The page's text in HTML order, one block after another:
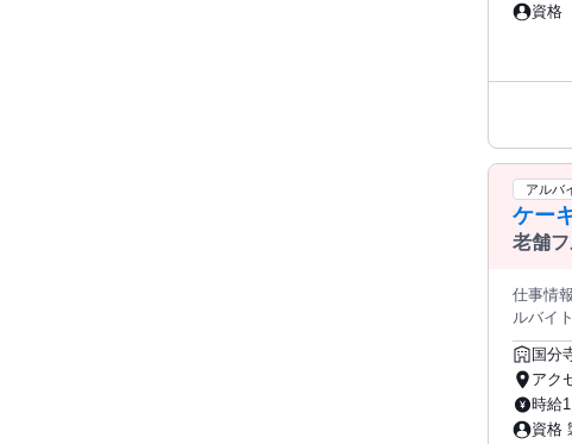
落ち着いて
を続け
えた時
＆安定
し、順
ずれ
資格
店で
さ
◆資
期的
社就
アルバ
ケー
老舗
仕事情報 ● 仕事内容 高級フルーツ専門店「新
ルバイ
い」と感じて
り！ ・
んが丁
プアップできる登用制度あり
術が身
国分
アク
時給
資格